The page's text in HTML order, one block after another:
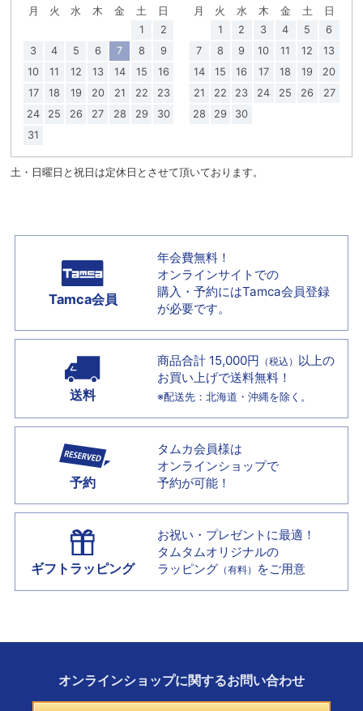
月 火 水 木 金 土
日
1
2
3
4 5 6 7 8
9
10
11 12 13 14 15
16
17
18 19 20 21 22
23
24
25 26 27 28 29
30
31
月 火 水 木 金 土
日
1
2 3 4 5
6
7
8 9 10 11 12
13
14
15 16 17 18 19
20
21
22 23 24 25 26
27
28
29 30
土・日曜日と祝日は定休日とさせて頂いております。
Tamca会員
年会費無料！
オンラインサイトでの
購入・予約にはTamca会員登録
が必要です。
送料
商品合計 15,000円 （税込） 以上の
お買い上げで送料無料！
※配送先：北海道・沖縄を除く。
予約
タムカ会員様は
オンラインショップで
予約が可能！
ギフトラッピング
お祝い・プレゼントに最適！
タムタムオリジナルの
ラッピング （有料） をご用意
オンラインショップに関するお問い合わせ